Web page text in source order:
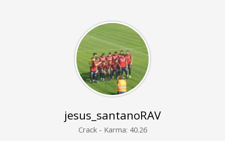
jesus_santanoRAV
Crack - Karma: 40.26